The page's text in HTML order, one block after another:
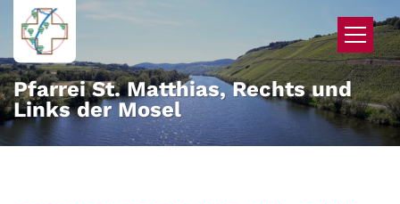
Zum Inhalt springen
Pfarrei St. Matthias, Rechts und
Links der Mosel